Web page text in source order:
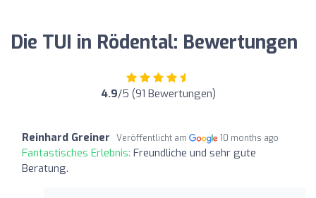
Die TUI in Rödental: Bewertungen
4.9/5 (91 Bewertungen)
Reinhard Greiner Veröffentlicht am 10 months ago
Fantastisches Erlebnis: Freundliche und sehr gute
Beratung.